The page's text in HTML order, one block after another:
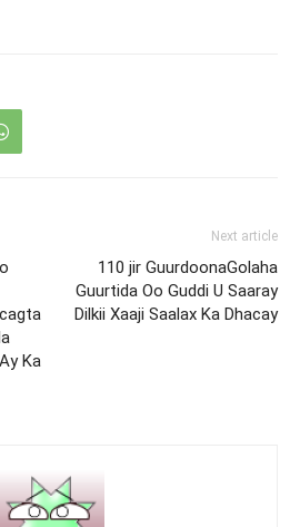
Ka
Next article
110 jir GuurdoonaGolaha
Guurtida Oo Guddi U Saaray
Dilkii Xaaji Saalax Ka Dhacay